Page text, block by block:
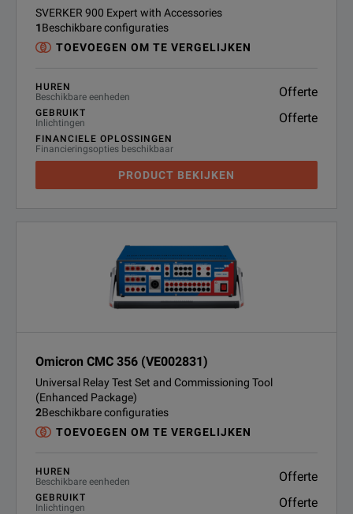
SVERKER 900 Expert with Accessories
1Beschikbare configuraties
TOEVOEGEN OM TE VERGELIJKEN
HUREN
Beschikbare eenheden
Offerte
GEBRUIKT
Inlichtingen
Offerte
FINANCIELE OPLOSSINGEN
Financieringsopties beschikbaar
PRODUCT BEKIJKEN
Omicron CMC 356 (VE002831)
Universal Relay Test Set and Commissioning Tool
(Enhanced Package)
2Beschikbare configuraties
TOEVOEGEN OM TE VERGELIJKEN
HUREN
Beschikbare eenheden
Offerte
GEBRUIKT
Inlichtingen
Offerte